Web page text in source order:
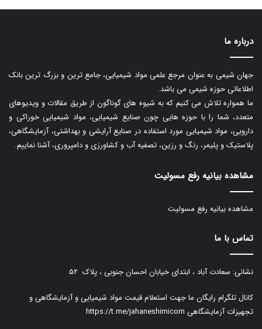
درباره ما
جهان شیمی به عنوان مرجع علمی مواد شیمیایی، جامع ترین و بزرگ ترین بانک
اطلاعاتی حوزه شیمی می باشد.
ما همواره تلاش می کنیم که به شیوه های گوناگون از طریق مقالات و ویدیوهای
متعدد، شما را با حوزه هایی چون صنایع شیمیایی، مواد شیمیایی خوراکی و
دارویی، مواد شیمیایی مورد استفاده در صنایع آرایشی و بهداشتی، آزمایشگاهی،
پلاستیک و پلیمر، رنگ و رزین، تصفیه آب و کشاورزی و دامپروری، آشنا نماییم.
مشاهده بیانیه رفع مسولیت
مشاهده بیانیه رفع مسولیت
تماس با ما
نشانی: سعادت آباد ، ابتدای خیابان احسان جنوبی ، پلاک ۵۲
کانال تلگرام رایگان ما جهت استعلام قیمت مواد شیمیایی و آزمایشگاهی و
تجهیزات آزمایشگاهی https://t.me/jahaneshimicom